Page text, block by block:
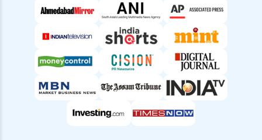
tata capital personal loan interest rate
top 10 Personal loan apps
what is a personal loan